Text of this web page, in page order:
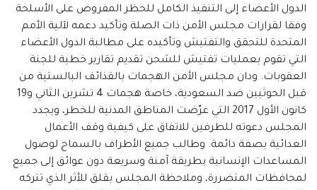
الدول الأعضاء إلى التنفيذ الكامل للحظر المفروض على الأسلحة
وفقا لقرارات مجلس الأمن ذات الصلة وتأكيد دعمه لآلية الأمم
المتحدة للتحقق والتفتيش وتأكيده على مطالبة الدول الأعضاء
التي تقوم بعمليات تفتيش للشحن تقديم تقارير خطية للجنة
العقوبات. ودان مجلس الأمن الهجمات بالقذائف البالستية من
قبل الحوثيين ضد السعودية، خاصة هجمات 4 تشرين الثاني و19
كانون الأول 2017 التي عرّضت المناطق المدنية للخطر، ويجدد
المجلس دعوته للطرفين للاتفاق على كيفية وقف الأعمال
العدائية بصفة دائمة. وطالب جميع الأطراف بالسماح لوصول
المساعدات الإنسانية بطريقة آمنة وسريعة دون عوائق إلى جميع
لمحافظات المتضررة، وملاحظة المجلس بقلق للأثر الذي تتركه